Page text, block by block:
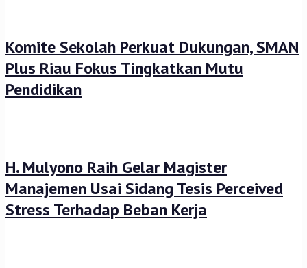
Komite Sekolah Perkuat Dukungan, SMAN
Plus Riau Fokus Tingkatkan Mutu
Pendidikan
H. Mulyono Raih Gelar Magister
Manajemen Usai Sidang Tesis Perceived
Stress Terhadap Beban Kerja